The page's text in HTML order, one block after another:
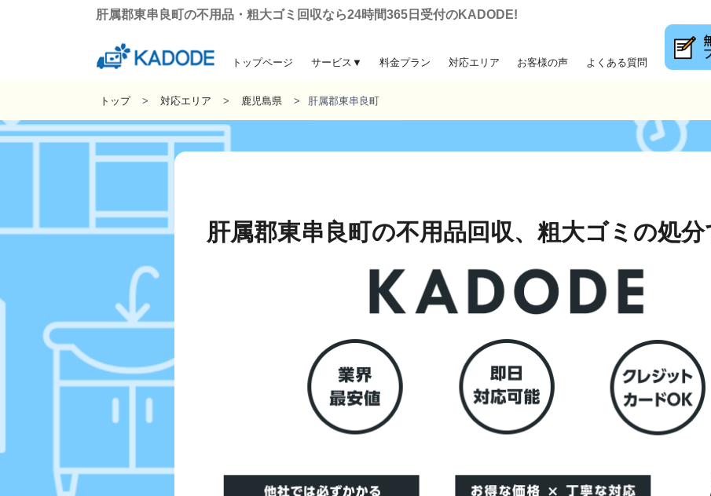
肝属郡東串良町の不用品・粗大ゴミ回収なら24時間365日受付のKADODE!
トップページ
サービス▼
料金プラン 対応エリア お客様の声 よくある質問
トップ 対応エリア 鹿児島県 肝属郡東串良町
肝属郡東串良町の不用品回収、 粗大ゴミの処